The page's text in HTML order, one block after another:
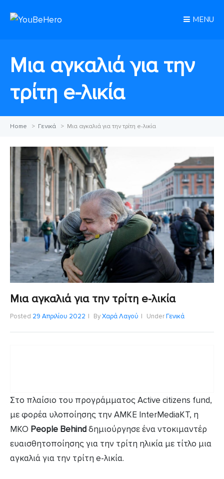
MENU
Μια αγκαλιά για την
τρίτη e-λικία
Home > Γενικά > Μια αγκαλιά για την τρίτη e-λικία
Μια αγκαλιά για την τρίτη e-λικία
Posted 29 Απριλίου 2022 ByΧαρά Λαγού UnderΓενικά
Στο πλαίσιο του προγράμματος Active citizens fund,
με φορέα υλοποίησης την ΑΜΚΕ InterMediaKT, η
ΜΚΟ People Behindδημιούργησε ένα ντοκιμαντέρ
ευαισθητοποίησης για την τρίτη ηλικία με τίτλο μια
αγκαλιά για την τρίτη e-λικία.